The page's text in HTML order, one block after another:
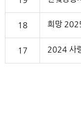
18 희망
17 2024 사